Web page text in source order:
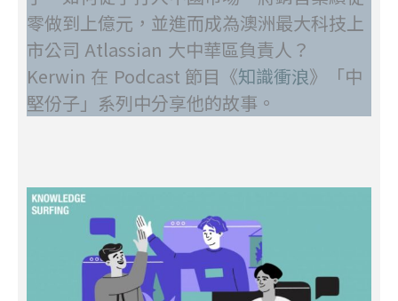
零做到上億元，並進而成為澳洲最大科技上
市公司 Atlassian 大中華區負責人？
Kerwin 在 Podcast 節目《知識衝浪》「中
堅份子」系列中分享他的故事。